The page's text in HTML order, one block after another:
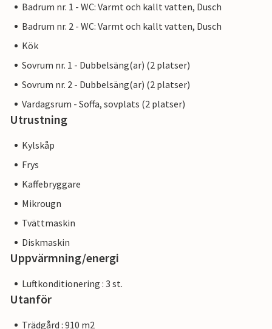
Badrum nr. 1 - WC: Varmt och kallt vatten, Dusch
Badrum nr. 2 - WC: Varmt och kallt vatten, Dusch
Kök
Sovrum nr. 1 - Dubbelsäng(ar) (2 platser)
Sovrum nr. 2 - Dubbelsäng(ar) (2 platser)
Vardagsrum - Soffa, sovplats (2 platser)
Utrustning
Kylskåp
Frys
Kaffebryggare
Mikrougn
Tvättmaskin
Diskmaskin
Uppvärmning/energi
Luftkonditionering : 3 st.
Utanför
Trädgård : 910 m2